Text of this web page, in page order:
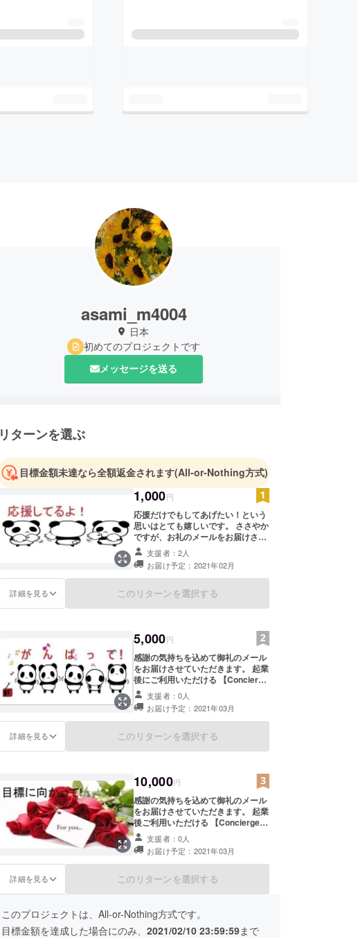
asami_m4004
日本
初めてのプロジェクトです
メッセージを送る
リターンを選ぶ
目標金額未達なら全額返金されます(All-or-Nothing方式)
1,000円
応援だけでもしてあげたい！という
思いはとても嬉しいです。 ささやか
ですが、お礼のメールをお届けさせ
ていただきます。
支援者：2人
お届け予定：2021年02月
詳細を見る このリターンを選択する
5,000円
感謝の気持ちを込めて御礼のメール
をお届けさせていただきます。 起業
後にご利用いただける 【Concierge
Secretary】 5時間分を提供（クー
ポンコードをご連絡予定。有効期
限：2021年3月15日～2021年4月14
日））させていただきます。 ぜひハ
イクオリティなセクレタリーサービ
支援者：0人
お届け予定：2021年03月
詳細を見る このリターンを選択する
10,000円
感謝の気持ちを込めて御礼のメール
をお届けさせていただきます。 起業
後ご利用いただける 【Concierge
Secretary]】10時間分を提供（クー
ポンコードをご連絡予定。有効期
限：2021年3月15日～2021年4月14
日）させていただきます。 ぜひハイ
クオリティなセクレタリーサービス
支援者：0人
お届け予定：2021年03月
詳細を見る このリターンを選択する
このプロジェクトは、All-or-Nothing方式です。
目標金額を達成した場合にのみ、 2021/02/10 23:59:59まで